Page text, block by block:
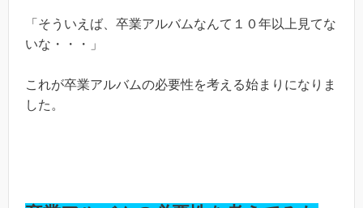
「そういえば、卒業アルバムなんて１０年以上見てな
いな・・・」
これが卒業アルバムの必要性を考える始まりになりま
した。